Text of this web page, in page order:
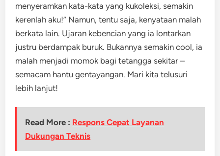
menyeramkan kata-kata yang kukoleksi, semakin
kerenlah aku!” Namun, tentu saja, kenyataan malah
berkata lain. Ujaran kebencian yang ia lontarkan
justru berdampak buruk. Bukannya semakin cool, ia
malah menjadi momok bagi tetangga sekitar –
semacam hantu gentayangan. Mari kita telusuri
lebih lanjut!
Read More : Respons Cepat Layanan
Dukungan Teknis